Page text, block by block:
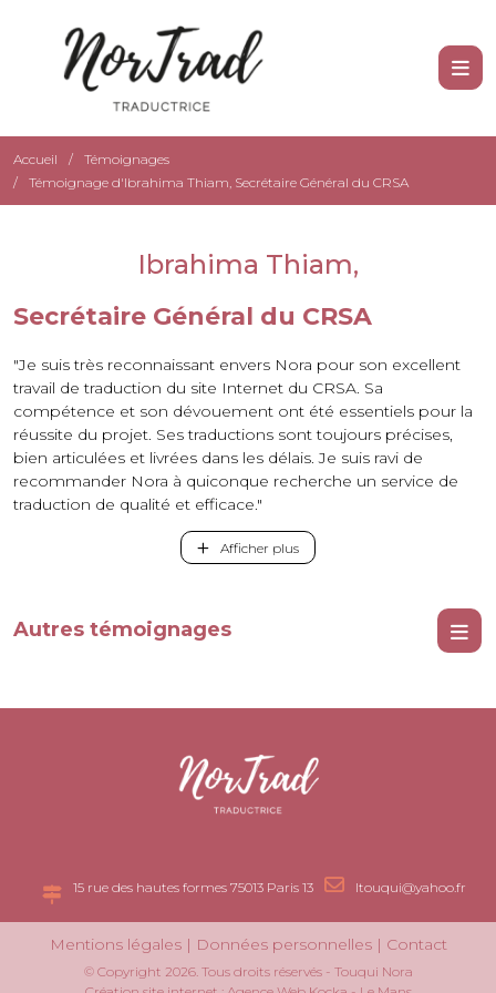
Accueil
Témoignages
Témoignage d'Ibrahima Thiam, Secrétaire Général du CRSA
Ibrahima Thiam,
Secrétaire Général du CRSA
"Je suis très reconnaissant envers Nora pour son excellent
travail de traduction du site Internet du CRSA. Sa
compétence et son dévouement ont été essentiels pour la
réussite du projet. Ses traductions sont toujours précises,
bien articulées et livrées dans les délais. Je suis ravi de
recommander Nora à quiconque recherche un service de
traduction de qualité et efficace."
Afficher plus
Autres témoignages
15 rue des hautes formes 75013 Paris 13 ltouqui@yahoo.fr
Mentions légales| Données personnelles| Contact
© Copyright 2026. Tous droits réservés - Touqui Nora